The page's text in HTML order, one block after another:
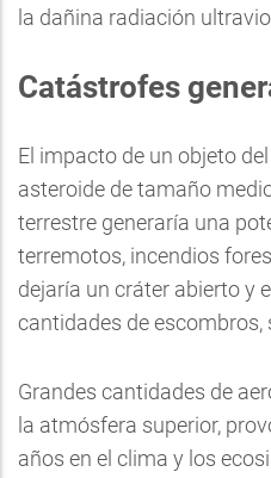
la dañina radiación
Catástrofes
El impacto de un objeto
asteroide de tamaño
terrestre generaría una
terremotos, incendios
dejaría un cráter abierto y
cantidades de
Grandes cantidades de
la atmósfera superior,
años en el clima y los